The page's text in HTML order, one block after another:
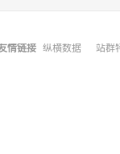
情链接 纵横数据 站群